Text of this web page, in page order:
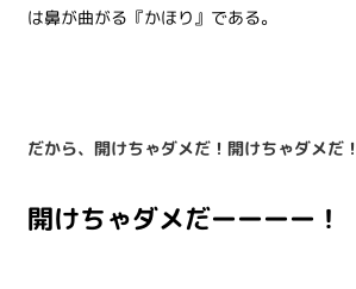
は鼻が曲がる『かほり』である。
だから、開けちゃダメだ！開けちゃダメだ！
開けちゃダメだーーーー！